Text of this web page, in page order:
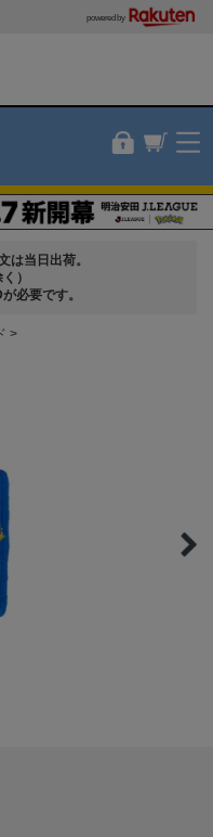
powered by
は当日出荷。
）
必要です。